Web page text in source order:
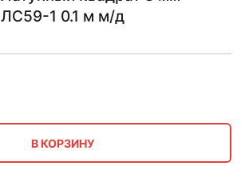
ЛС59-1 0.1 м м/д
В КОРЗИНУ